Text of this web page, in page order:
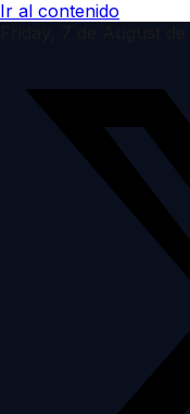
Ir al contenido